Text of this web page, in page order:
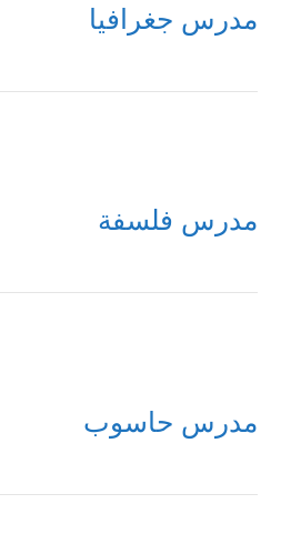
مدرس جغرافيا
مدرس فلسفة
مدرس حاسوب